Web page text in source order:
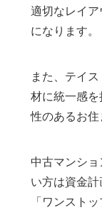
適切なレイ
になります。
また、テイ
材に統一感
性のあるお住
中古マンシ
い方は資金
「ワンスト